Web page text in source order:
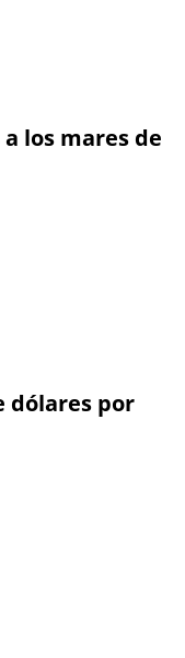
los mares de
dólares por